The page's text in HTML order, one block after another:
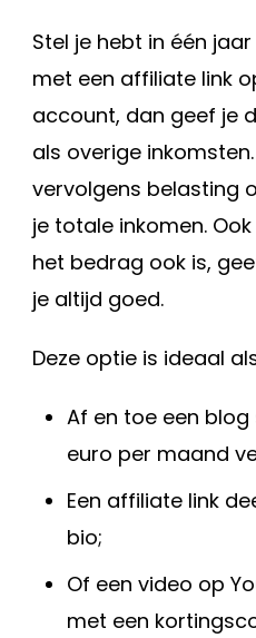
Stel je hebt in één
met een affiliate link
account, dan geef je
als overige
vervolgens belasting
je totale inkomen.
het bedrag ook is,
je altijd goed.
Deze optie is ideaal
Af en toe een
euro per maand
Een affiliate link
bio;
Of een video op
met een